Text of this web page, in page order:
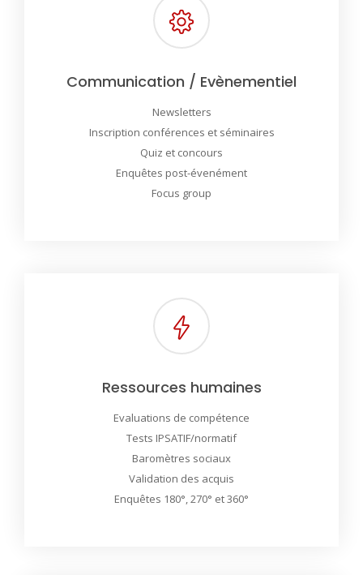
Communication / Evènementiel
Newsletters
Inscription conférences et séminaires
Quiz et concours
Enquêtes post-évenément
Focus group
Ressources humaines
Evaluations de compétence
Tests IPSATIF/normatif
Baromètres sociaux
Validation des acquis
Enquêtes 180°, 270° et 360°